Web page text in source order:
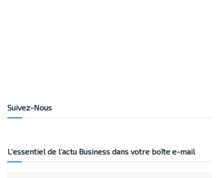
Suivez-Nous
L’essentiel de l’actu Business dans votre boîte e-mail